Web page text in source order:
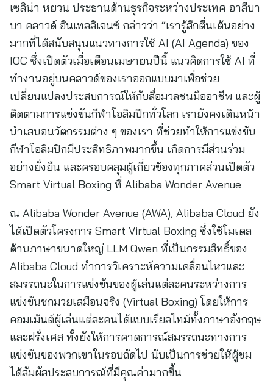
เซลิน่า หยวน ประธานด้านธุรกิจระหว่างประเทศ อาลีบา
บา คลาวด์ อินเทลลิเจนซ์ กล่าวว่า “เรารู้สึกตื่นเต้นอย่าง
มากที่ได้สนับสนุนแนวทางการใช้ AI (AI Agenda) ของ
IOC ซึ่งเปิดตัวเมื่อเดือนเมษายนปีนี้ แนวคิดการใช้ AI ที่
ทำงานอยู่บนคลาวด์ของเราออกแบบมาเพื่อช่วย
เปลี่ยนแปลงประสบการณ์ให้กับสื่อมวลชนมืออาชีพ และผู้
ติดตามการแข่งขันกีฬาโอลิมปิกทั่วโลก เรายังคงเดินหน้า
นำเสนอนวัตกรรมต่าง ๆ ของเรา ที่ช่วยทำให้การแข่งขัน
กีฬาโอลิมปิกมีประสิทธิภาพมากขึ้น เกิดการมีส่วนร่วม
อย่างยั่งยืน และครอบคลุมผู้เกี่ยวข้องทุกภาคส่วนเปิดตัว
Smart Virtual Boxing ที่ Alibaba Wonder Avenue
ณ Alibaba Wonder Avenue (AWA), Alibaba Cloud ยัง
ได้เปิดตัวโครงการ Smart Virtual Boxing ซึ่งใช้โมเดล
ด้านภาษาขนาดใหญ่ LLM Qwen ที่เป็นกรรมสิทธิ์ของ
Alibaba Cloud ทำการวิเคราะห์ความเคลื่อนไหวและ
สมรรถนะในการแข่งขันของผู้เล่นแต่ละคนระหว่างการ
แข่งขันชกมวยเสมือนจริง (Virtual Boxing) โดยให้การ
คอมเม้นต์ผู้เล่นแต่ละคนได้แบบเรียลไทม์ทั้งภาษาอังกฤษ
และฝรั่งเศส ทั้งยังให้การคาดการณ์สมรรถนะทางการ
แข่งขันของพวกเขาในรอบถัดไป นับเป็นการช่วยให้ผู้ชม
ได้สัมผัสประสบการณ์ที่มีคุณค่ามากขึ้น